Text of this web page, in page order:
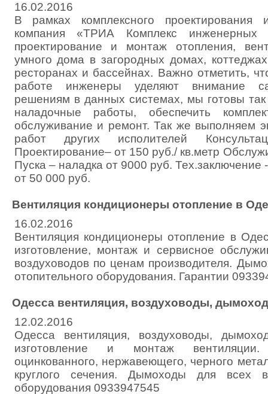
16.02.2016
В рамках комплексного проектирования
компания «ТРИА Комплекс инженерных
проектирование и монтаж отопления,
умного дома в загородных домах,
ресторанах и бассейнах. Важно отметить,
работе инженеры уделяют внимание
решениям в данных системах, мы готовы
наладочные работы, обеспечить
обслуживание и ремонт. Так же выполняем
работ других исполителей
Проектирование– от 150 руб./ кв.метр
Пуска – наладка от 9000 руб.
от 50 000 руб.
Вентиляция кондиционеры отопление в
16.02.2016
Вентиляция кондиционеры отопление в
изготовление, монтаж и сервисное
воздуховодов по ценам производителя.
отопительного оборудования. Гарантии
Одесса вентиляция, воздуховоды,
12.02.2016
Одесса вентиляция, воздуховоды,
изготовление и монтаж
оцинкованного, нержавеющего, черного
круглого сечения. Дымоходы для всех
оборудования 0933947545